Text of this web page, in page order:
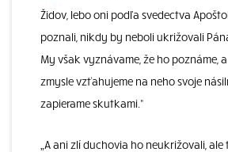
Židov, lebo oni podľa svedectva
poznali, nikdy by neboli ukrižovali
My však vyznávame, že ho poznáme,
zmysle vzťahujeme na neho svoje
zapierame skutkami.“
„A ani zlí duchovia ho neukrižovali,